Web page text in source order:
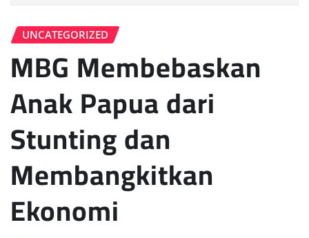
UNCATEGORIZED
MBG Membebaskan
Anak Papua dari
Stunting dan
Membangkitkan
Ekonomi